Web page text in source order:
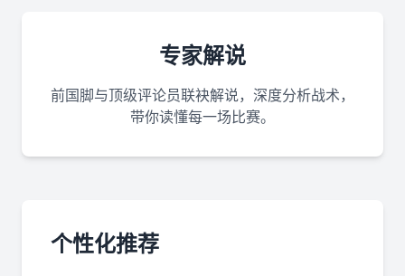
专家解说
前国脚与顶级评论员联袂解说，深度分析战术，
带你读懂每一场比赛。
个性化推荐